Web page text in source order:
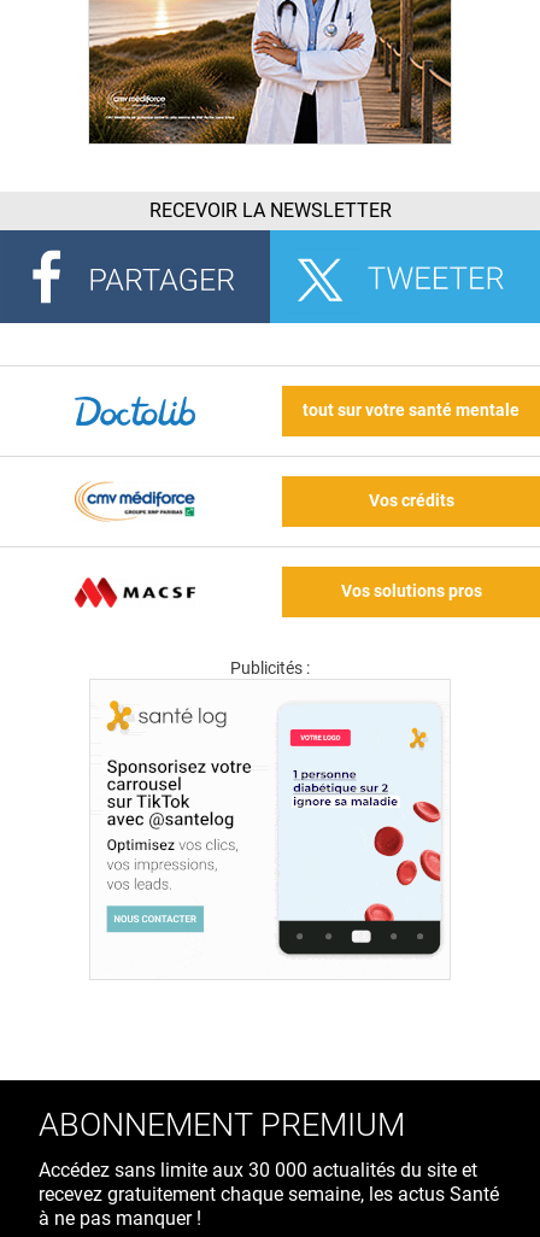
RECEVOIR LA NEWSLETTER
tout sur votre santé mentale
Vos crédits
Vos solutions pros
Publicités :
ABONNEMENT PREMIUM
Accédez sans limite aux 30 000 actualités du site et
recevez gratuitement chaque semaine, les actus Santé
à ne pas manquer !